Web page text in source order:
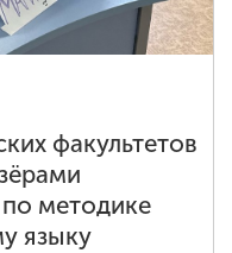
факультетов
методике
языку